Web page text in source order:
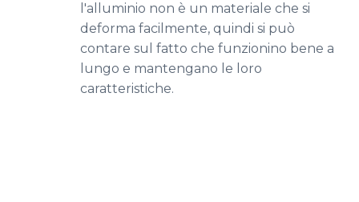
l'alluminio non è un materiale che si
deforma facilmente, quindi si può
contare sul fatto che funzionino bene a
lungo e mantengano le loro
caratteristiche.